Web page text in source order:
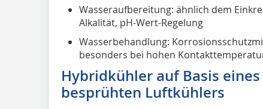
Wasseraufbereitung: ähnlich dem
Alkalität, pH-Wert-Regelung
Wasserbehandlung:
besonders bei hohen
Hybridkühler auf Basis eines
besprühten Luftkühlers